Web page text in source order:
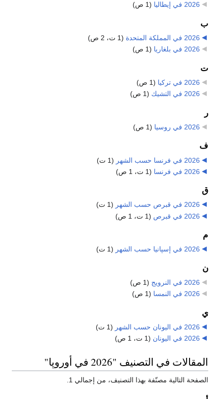
2026 في إيطاليا
(1 ص)
ب
2026 في المملكة المتحدة
(1 ت، 2 ص)
2026 في بلغاريا
(1 ص)
ت
2026 في تركيا
(1 ص)
2026 في التشيك
(1 ص)
ر
2026 في روسيا (1 ص)
ف
2026 في فرنسا حسب الشهر
(1 ت)
2026 في فرنسا
(1 ت، 1 ص)
ق
2026 في قبرص حسب الشهر
(1 ت)
2026 في قبرص
(1 ت، 1 ص)
م
2026 في إسپانيا حسب الشهر (1 ت)
ن
2026 في النرويج
(1 ص)
2026 في النمسا
(1 ص)
ي
2026 في اليونان حسب الشهر
(1 ت)
2026 في اليونان
(1 ت، 1 ص)
المقالات في التصنيف "2026 في أوروپا"
الصفحة التالية مصنّفة بهذا التصنيف، من إجمالي 1.